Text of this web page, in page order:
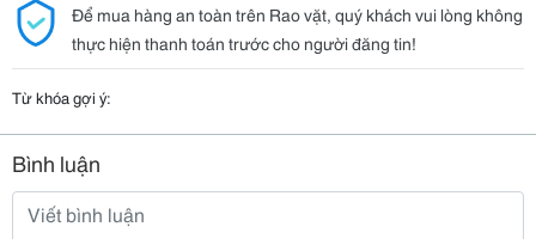
Để mua hàng an toàn trên Rao vặt, quý khách vui lòng không
thực hiện thanh toán trước cho người đăng tin!
Từ khóa gợi ý:
Bình luận